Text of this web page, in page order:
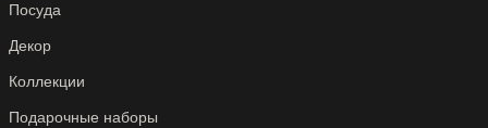
Посуда
Декор
Коллекции
Подарочные наборы